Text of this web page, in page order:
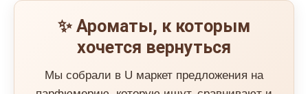
✨ Ароматы, к которым
хочется вернуться
Мы собрали в U маркет предложения на